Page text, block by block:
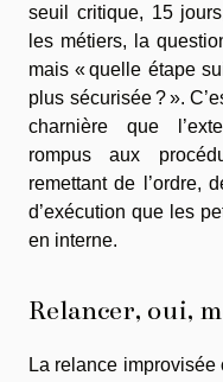
seuil critique, 15
les métiers, la
mais « quelle étape
plus sécurisée ? ».
charnière que
rompus aux
remettant de l’ordre,
d’exécution que les
en interne.
Relancer, oui,
La relance improvisée